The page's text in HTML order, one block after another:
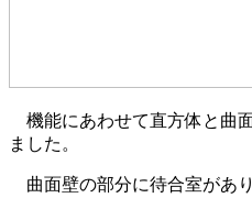
機能にあわせて直方体と曲
ました。
曲面壁の部分に待合室があ